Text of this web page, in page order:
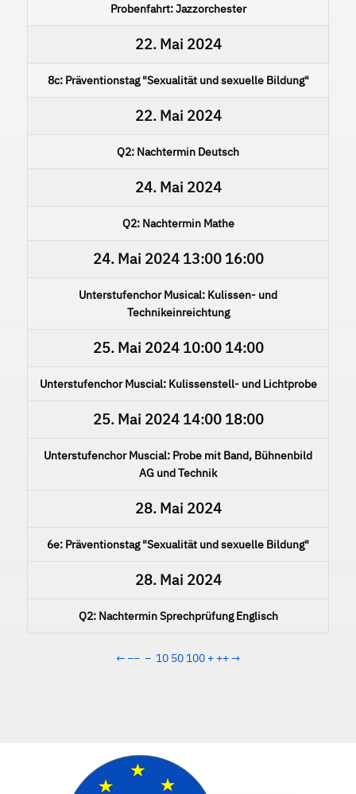
Probenfahrt: Jazzorchester
22. Mai 2024
8c: Präventionstag "Sexualität und sexuelle Bildung"
22. Mai 2024
Q2: Nachtermin Deutsch
24. Mai 2024
Q2: Nachtermin Mathe
24. Mai 202413:00 16:00
Unterstufenchor Musical: Kulissen- und
Technikeinreichtung
25. Mai 202410:00 14:00
Unterstufenchor Muscial: Kulissenstell- und Lichtprobe
25. Mai 202414:00 18:00
Unterstufenchor Muscial: Probe mit Band, Bühnenbild
AG und Technik
28. Mai 2024
6e: Präventionstag "Sexualität und sexuelle Bildung"
28. Mai 2024
Q2: Nachtermin Sprechprüfung Englisch
← −− − 10 50 100 + ++→